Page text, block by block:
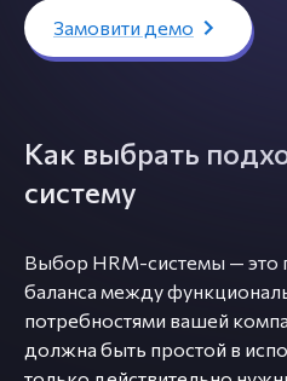
Замовити демо
Как выбрать
систему
Выбор HRM-системы — это
баланса между
потребностями вашей
должна быть простой в